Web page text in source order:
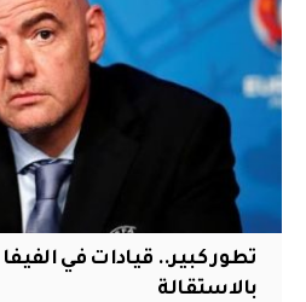
تطور كبير.. قيادات في الفيفا
بالاستقالة